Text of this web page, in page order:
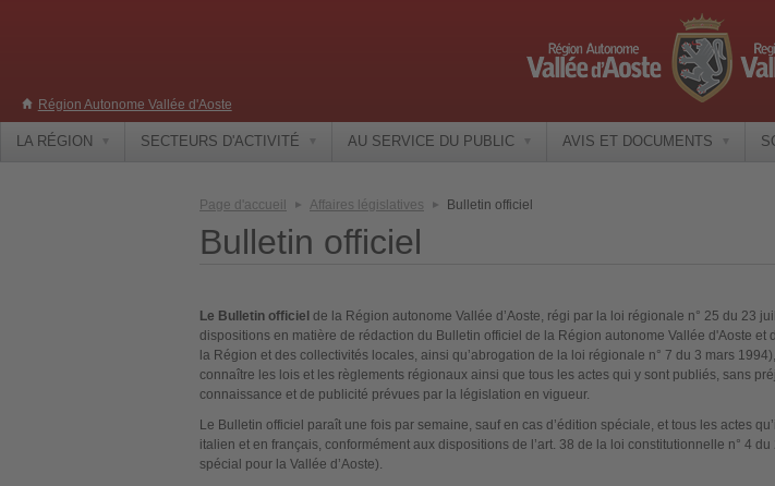
Région Autonome Vallée d'Aoste
LA RÉGION SECTEURS D'ACTIVITÉ AU SERVICE DU PUBLIC AVIS ET DOCUMENTS
Page d'accueil Affaires législatives Bulletin officiel
Bulletin officiel
Le Bulletin officiel de la Région autonome Vallée d’Aoste, régi par la loi régionale n° 25 du 23
dispositions en matière de rédaction du Bulletin officiel de la Région autonome Vallée d'Aoste et
la Région et des collectivités locales, ainsi qu’abrogation de la loi régionale n° 7 du 3 mars
connaître les lois et les règlements régionaux ainsi que tous les actes qui y sont publiés, sans
connaissance et de publicité prévues par la législation en vigueur.
Le Bulletin officiel paraît une fois par semaine, sauf en cas d’édition spéciale, et tous les actes
italien et en français, conformément aux dispositions de l’art. 38 de la loi constitutionnelle n° 4
spécial pour la Vallée d’Aoste).